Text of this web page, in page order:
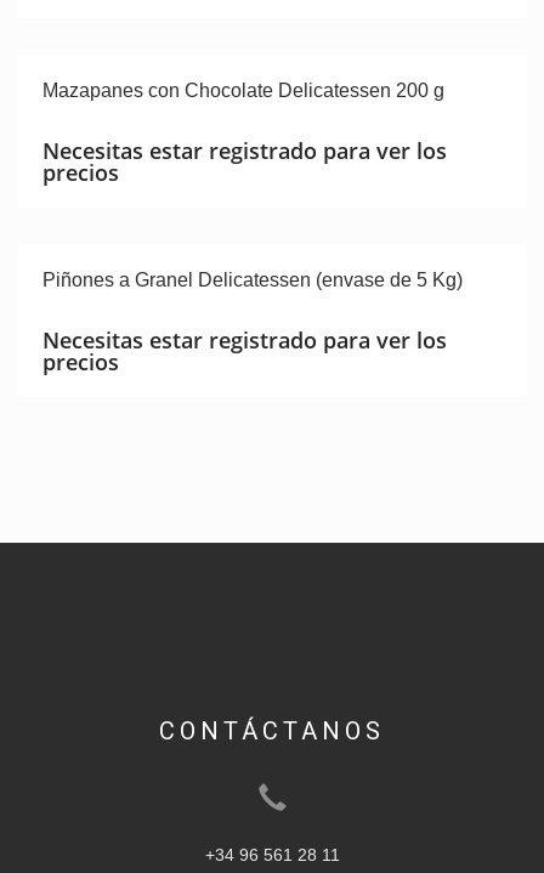
Mazapanes con Chocolate Delicatessen 200 g
Necesitas estar registrado para ver los
precios
Piñones a Granel Delicatessen (envase de 5 Kg)
Necesitas estar registrado para ver los
precios
CONTÁCTANOS
+34 96 561 28 11